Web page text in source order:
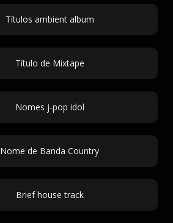
Títulos ambient album
Título de Mixtape
Nomes j-pop idol
Nome de Banda Country
Brief house track